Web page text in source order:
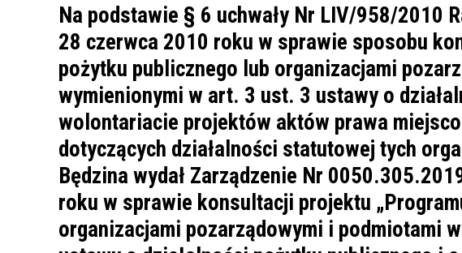
KARTA DUŻEJ RODZINY OFERTY PRACY
AKTYWIZACJA SPOŁECZNO–
ZAWODOWA OSÓB
NIEPEŁNOSPRAWNYCH
PLAN OGÓLNY
PODATKI LOKALNE –
PODSTAWOWE INFORMACJE,
STAWKI I FORMULARZE
KAMPANIA
EKOLOGICZNA W
PROJEKTU
LINEARNY
UCZNIÓW
AWANS ZAWODOWY NAUCZYCIELI
ZAKŁADANIE
NIEPUBLICZNYCH
STYPENDIUM MIASTA BĘDZINA
PAŃSTWOWA SZKOŁA
I ST. IM. FRYDERYKA
DOTACJE DLA NIEPUBLICZNYCH
SZKÓŁ I PRZEDSZKOLI W
BĘDZINIE
MIĘDZYZAKŁADOWA
ZAPOMOGOWO-
PRACOWNIKÓW
Na podstawie § 6 uchwały Nr LIV/958/2010
28 czerwca 2010 roku w sprawie sposobu
pożytku publicznego lub organizacjami
wymienionymi w art. 3 ust. 3 ustawy o
wolontariacie projektów aktów prawa
dotyczących działalności statutowej tych
Będzina wydał Zarządzenie Nr
roku w sprawie konsultacji projektu
organizacjami pozarządowymi i podmiotami